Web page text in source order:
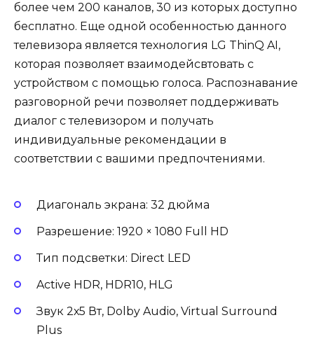
более чем 200 каналов, 30 из которых доступно
бесплатно. Еще одной особенностью данного
телевизора является технология LG ThinQ AI,
которая позволяет взаимодейсвтовать с
устройством с помощью голоса. Распознавание
разговорной речи позволяет поддерживать
диалог с телевизором и получать
индивидуальные рекомендации в
соответствии с вашими предпочтениями.
Диагональ экрана: 32 дюйма
Разрешение: 1920 × 1080 Full HD
Тип подсветки: Direct LED
Active HDR, HDR10, HLG
Звук 2х5 Вт, Dolby Audio, Virtual Surround
Plus